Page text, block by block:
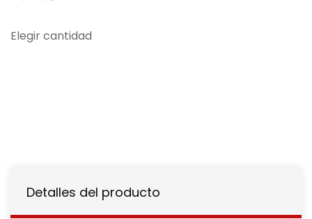
Elegir cantidad
Detalles del producto